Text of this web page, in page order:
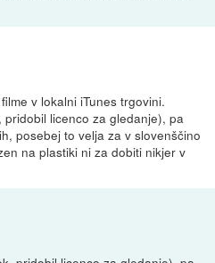
v lokalni iTunes trgovini.
licenco za gledanje), pa
posebej to velja za v slovenščino
na plastiki ni za dobiti nikjer v